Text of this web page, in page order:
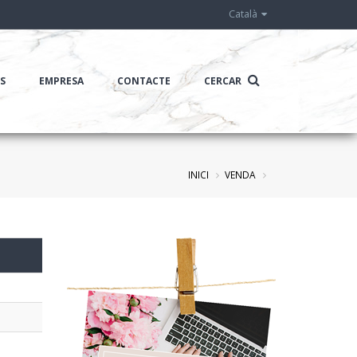
Català
EMPRESA CONTACTE CERCAR
INICI VENDA